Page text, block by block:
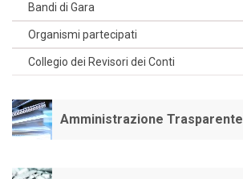
Bandi di Gara
Organismi partecipati
Collegio dei Revisori dei Conti
Amministrazione Trasparente